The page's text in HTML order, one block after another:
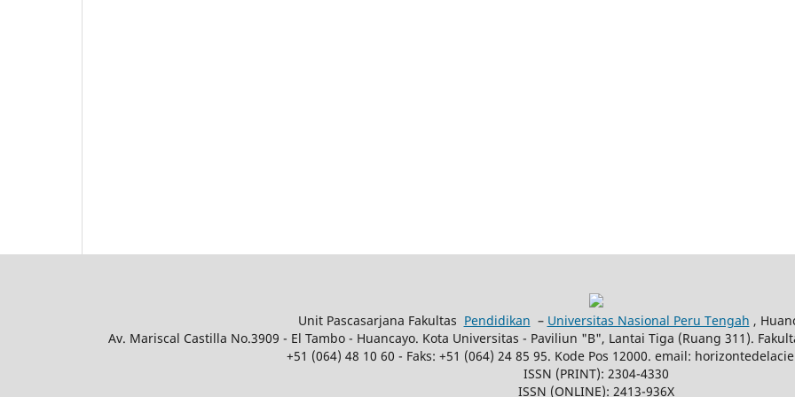
Unit Pascasarjana Fakultas Pendidikan – Universitas Nasional Peru Tengah ,
Av. Mariscal Castilla No.3909 - El Tambo - Huancayo. Kota Universitas - Paviliun "B", Lantai Tiga (Ruang 311).
+51 (064) 48 10 60 - Faks: +51 (064) 24 85 95. Kode Pos 12000. email:
ISSN (PRINT): 2304-4330
ISSN (ONLINE): 2413-936X